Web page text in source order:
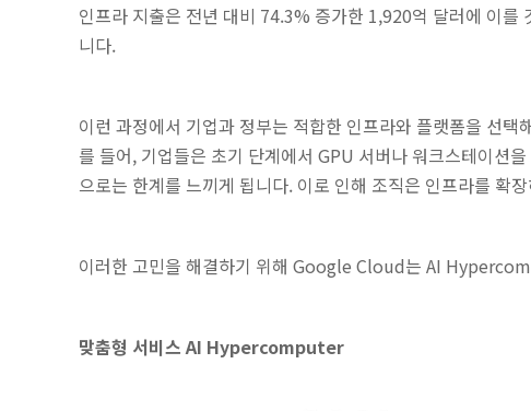
인프라 지출은 전년 대비 74.3% 증가한 1,920억 달러에 이를
니다.
이런 과정에서 기업과 정부는 적합한 인프라와 플랫폼을 선
를 들어, 기업들은 초기 단계에서 GPU 서버나 워크스테이션
으로는 한계를 느끼게 됩니다. 이로 인해 조직은 인프라를 확
이러한 고민을 해결하기 위해 Google Cloud는 AI
맞춤형 서비스 AI Hypercomputer